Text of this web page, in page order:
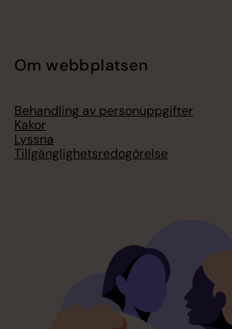
Om webbplatsen
Behandling av personuppgifter
Kakor
Lyssna
Tillgänglighetsredogörelse